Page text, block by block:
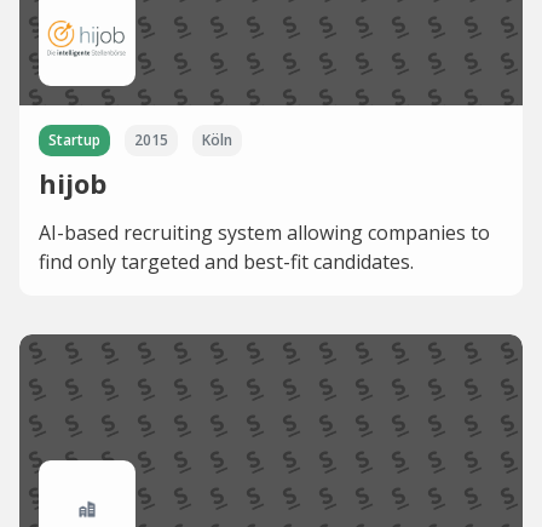
Startup 2015 Köln
hijob
AI-based recruiting system allowing companies to
find only targeted and best-fit candidates.